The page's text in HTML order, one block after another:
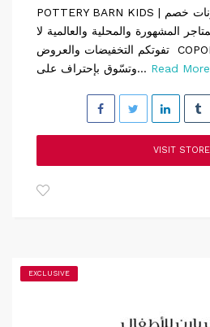
POTTERY BARN KIDS | بوتري بارن أطفال كوبونات خصم
المشهورة والمحلية والعالمية لا
تفوتكم التخفيضات والعروض COPONAT وإغتنموا الفرص
وتسّوق بإحتراف على... Read More
VISIT STORE
EXCLUSIVE